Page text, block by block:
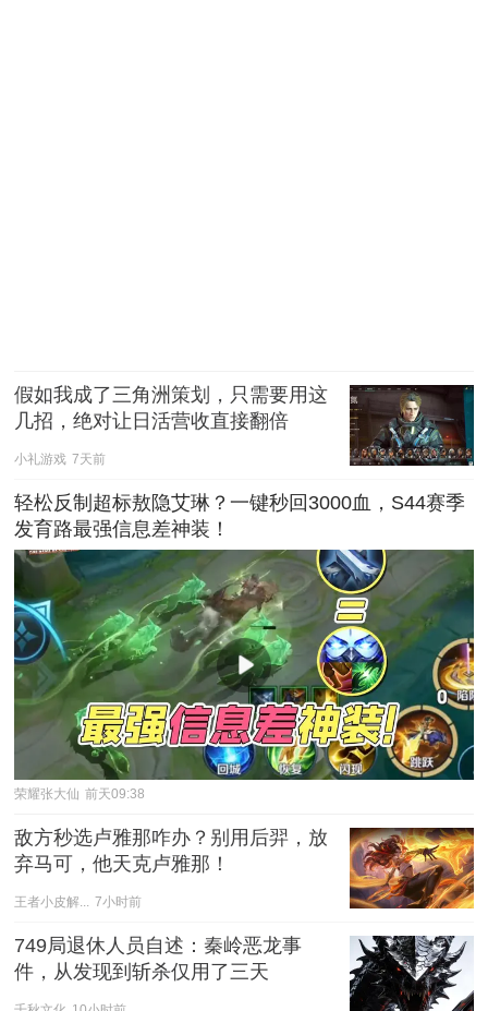
假如我成了三角洲策划，只需要用这
几招，绝对让日活营收直接翻倍
小礼游戏 7天前
轻松反制超标敖隐艾琳？一键秒回3000血，S44赛季
发育路最强信息差神装！
荣耀张大仙 前天09:38
敌方秒选卢雅那咋办？别用后羿，放
弃马可，他天克卢雅那！
王者小皮解... 7小时前
749局退休人员自述：秦岭恶龙事
件，从发现到斩杀仅用了三天